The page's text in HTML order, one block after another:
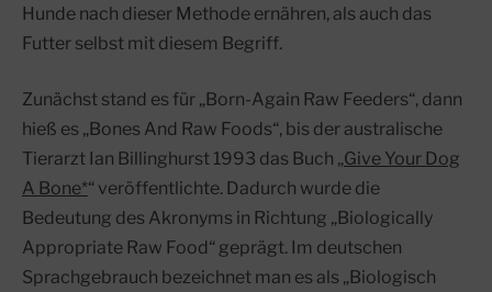
Hunde nach dieser Methode ernähren, als auch das
Futter selbst mit diesem Begriff.
Zunächst stand es für „Born-Again Raw Feeders“, dann
hieß es „Bones And Raw Foods“, bis der australische
Tierarzt Ian Billinghurst 1993 das Buch „Give Your Dog
A Bone*“ veröffentlichte. Dadurch wurde die
Bedeutung des Akronyms in Richtung „Biologically
Appropriate Raw Food“ geprägt. Im deutschen
Sprachgebrauch bezeichnet man es als „Biologisch